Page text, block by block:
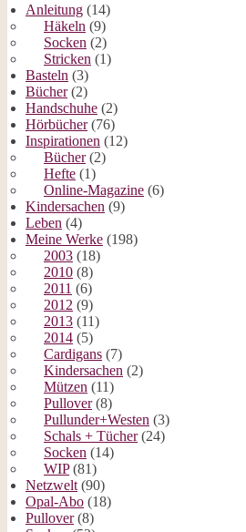
Anleitung (14)
Häkeln (9)
Socken (2)
Stricken (1)
Basteln (3)
Bücher(2)
Handschuhe (2)
Hörbücher(76)
Inspirationen (12)
Bücher(2)
Hefte (1)
Online-Magazine (6)
Kindersachen (9)
Leben (4)
Meine Werke (198)
2003 (18)
2010 (8)
2011 (6)
2012 (9)
2013 (11)
2014 (5)
Cardigans (7)
Kindersachen (2)
Mützen (11)
Pullover(8)
Pullunder+Westen (3)
Schals + Tücher(24)
Socken (14)
WIP(81)
Netzwelt (90)
Opal-Abo (18)
Pullover(8)